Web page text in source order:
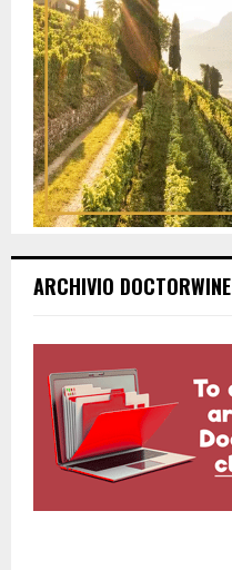
ARCHIVIO DOCTORWINE